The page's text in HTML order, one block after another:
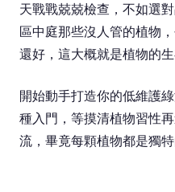
天戰戰兢兢檢查，不如選
區中庭那些沒人管的植物
還好，這大概就是植物的生
開始動手打造你的低維護
種入門，等摸清植物習性
流，畢竟每顆植物都是獨特